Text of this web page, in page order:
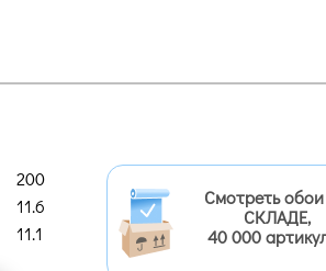
200
11.6
11.1
Смотреть
СКЛАДЕ,
40 000